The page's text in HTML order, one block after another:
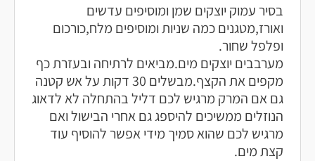
בסיר עמוק יוצקים שמן ומוסיפים עדשים
ואורז,מטגנים כמה שניות ומוסיפים מלח,כורכום
ופלפל שחור.
מערבבים יוצקים מים.מביאים לרתיחה ובעזרת כף
מקפים את הקצף.מבשלים 30 דקות על אש קטנה
גם אם המרק מרגיש לכם דליל בהתחלה לא לדאוג
הנוזלים ממשיכים להיספג גם אחרי הבישול ואם
מרגיש לכם שהוא סמיך מידי אפשר להוסיף עוד
קצת מים.